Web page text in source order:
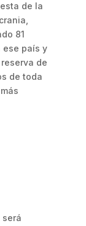
de la
81
ese país y
de
de toda